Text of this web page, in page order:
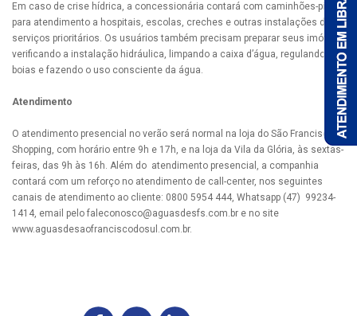
Em caso de crise hídrica, a concessionária contará com caminhões-pipa
para atendimento a hospitais, escolas, creches e outras instalações de
serviços prioritários. Os usuários também precisam preparar seus imóveis
verificando a instalação hidráulica, limpando a caixa d’água, regulando as
boias e fazendo o uso consciente da água.
Atendimento
O atendimento presencial no verão será normal na loja do São Francisco
Shopping, com horário entre 9h e 17h, e na loja da Vila da Glória, às sextas-
feiras, das 9h às 16h. Além do atendimento presencial, a companhia
contará com um reforço no atendimento de call-center, nos seguintes
canais de atendimento ao cliente: 0800 5954 444, Whatsapp (47) 99234-
1414, email pelo faleconosco@aguasdesfs.com.br e no site
www.aguasdesaofranciscodosul.com.br.